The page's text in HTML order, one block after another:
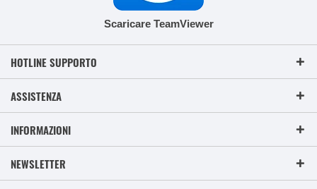
Scaricare TeamViewer
HOTLINE SUPPORTO
ASSISTENZA
INFORMAZIONI
NEWSLETTER